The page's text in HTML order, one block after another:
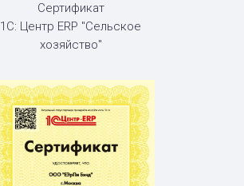
Сертификат
1С: Центр ERP "Сельское
хозяйство"